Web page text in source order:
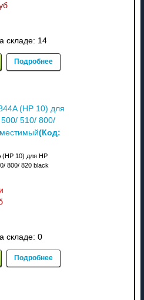
складе: 14
Подробнее
(HP 10) для
510/ 800/
(Код:
(HP 10) для HP
800/ 820 black
складе: 0
Подробнее